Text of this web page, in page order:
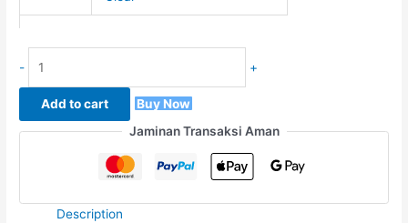
- +
Add to cart
Buy Now
Jaminan Transaksi Aman
Description